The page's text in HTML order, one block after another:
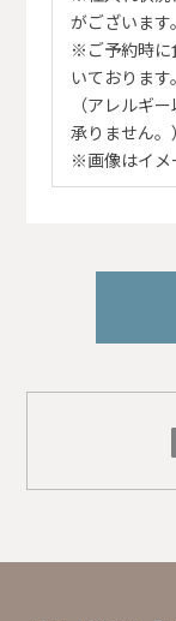
がございます。
※ご予約時に
いております。
（アレルギ
承りません。）
※画像はイメ